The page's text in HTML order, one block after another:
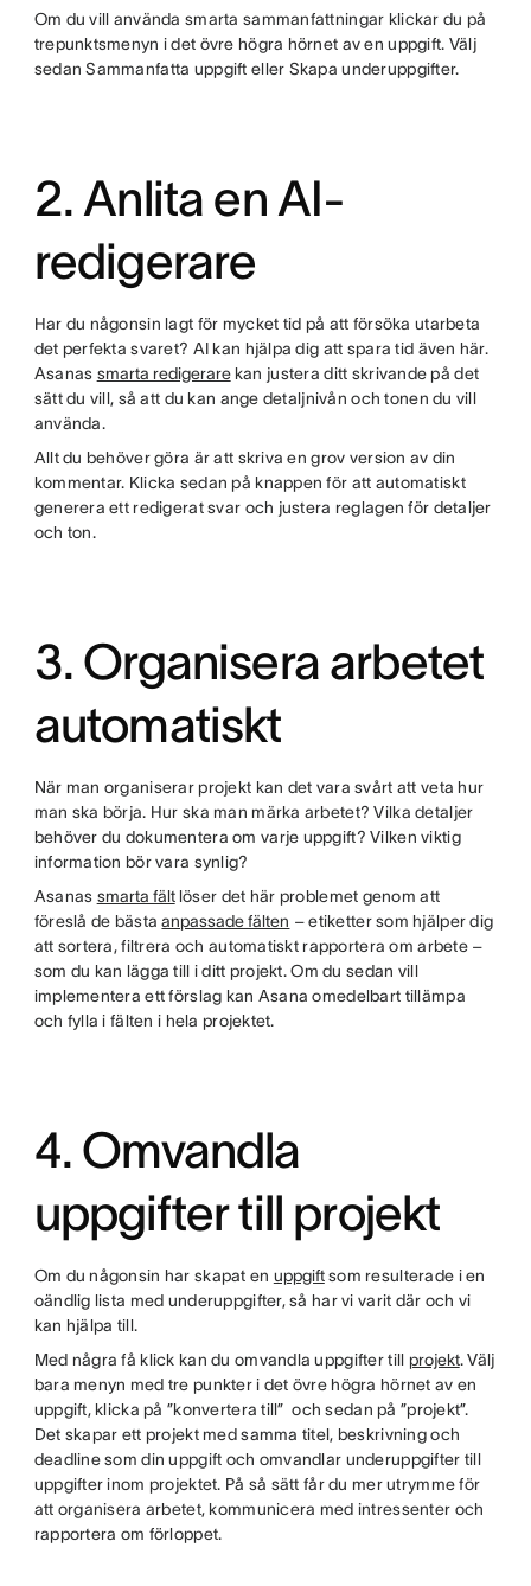
Om du vill använda smarta sammanfattningar klickar du på
trepunktsmenyn i det övre högra hörnet av en uppgift. Välj
sedan Sammanfatta uppgift eller Skapa underuppgifter.
2. Anlita en AI-
redigerare
Har du någonsin lagt för mycket tid på att försöka utarbeta
det perfekta svaret? AI kan hjälpa dig att spara tid även här.
Asanas smarta redigerarekan justera ditt skrivande på det
sätt du vill, så att du kan ange detaljnivån och tonen du vill
använda.
Allt du behöver göra är att skriva en grov version av din
kommentar. Klicka sedan på knappen för att automatiskt
generera ett redigerat svar och justera reglagen för detaljer
och ton.
3. Organisera arbetet
automatiskt
När man organiserar projekt kan det vara svårt att veta hur
man ska börja. Hur ska man märka arbetet? Vilka detaljer
behöver du dokumentera om varje uppgift? Vilken viktig
information bör vara synlig?
Asanas smarta fältlöser det här problemet genom att
föreslå de bästaanpassade fälten – etiketter som hjälper dig
att sortera, filtrera och automatiskt rapportera om arbete –
som du kan lägga till i ditt projekt. Om du sedan vill
implementera ett förslag kan Asana omedelbart tillämpa
och fylla i fälten i hela projektet.
4. Omvandla
uppgifter till projekt
Om du någonsin har skapat en uppgiftsom resulterade i en
oändlig lista med underuppgifter, så har vi varit där och vi
kan hjälpa till.
Med några få klick kan du omvandla uppgifter till projekt. Välj
bara menyn med tre punkter i det övre högra hörnet av en
uppgift, klicka på ”konvertera till” och sedan på ”projekt”.
Det skapar ett projekt med samma titel, beskrivning och
deadline som din uppgift och omvandlar underuppgifter till
uppgifter inom projektet. På så sätt får du mer utrymme för
att organisera arbetet, kommunicera med intressenter och
rapportera om förloppet.